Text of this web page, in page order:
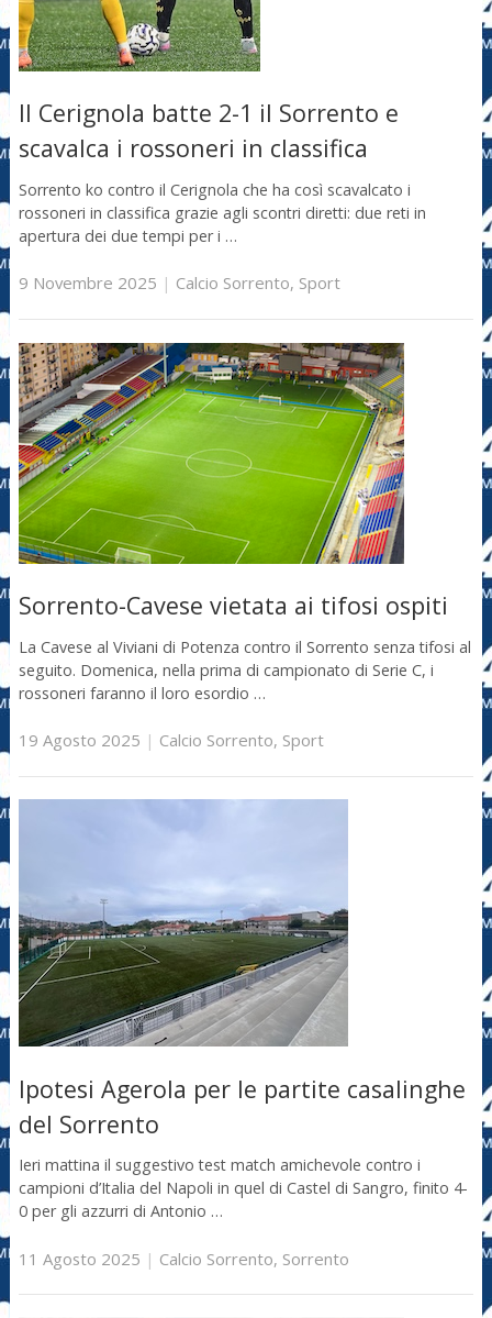
Il Cerignola batte 2-1 il Sorrento e
scavalca i rossoneri in classifica
Sorrento ko contro il Cerignola che ha così scavalcato i
rossoneri in classifica grazie agli scontri diretti: due reti in
apertura dei due tempi per i …
9 Novembre 2025 | Calcio Sorrento, Sport
Sorrento-Cavese vietata ai tifosi ospiti
La Cavese al Viviani di Potenza contro il Sorrento senza tifosi al
seguito. Domenica, nella prima di campionato di Serie C, i
rossoneri faranno il loro esordio …
19 Agosto 2025 | Calcio Sorrento, Sport
Ipotesi Agerola per le partite casalinghe
del Sorrento
Ieri mattina il suggestivo test match amichevole contro i
campioni d’Italia del Napoli in quel di Castel di Sangro, finito 4-
0 per gli azzurri di Antonio …
11 Agosto 2025 | Calcio Sorrento, Sorrento